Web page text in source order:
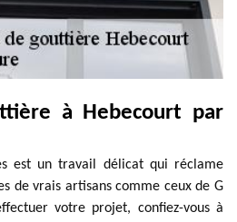
à Hebecourt par
est un travail délicat qui réclame
de vrais artisans comme ceux de G
votre projet, confiez-vous à